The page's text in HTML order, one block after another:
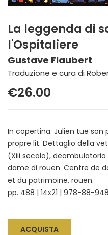
La leggenda di
l'Ospitaliere
Gustave Flaubert
Traduzione e cura di
€26.00
In copertina: Julien tue son
propre lit. Dettaglio della
(Xiii secolo),
dame di rouen. Centre de
et du patrimoine, rouen.
pp. 488 | 14x21 | 978-88-
ACQUISTA